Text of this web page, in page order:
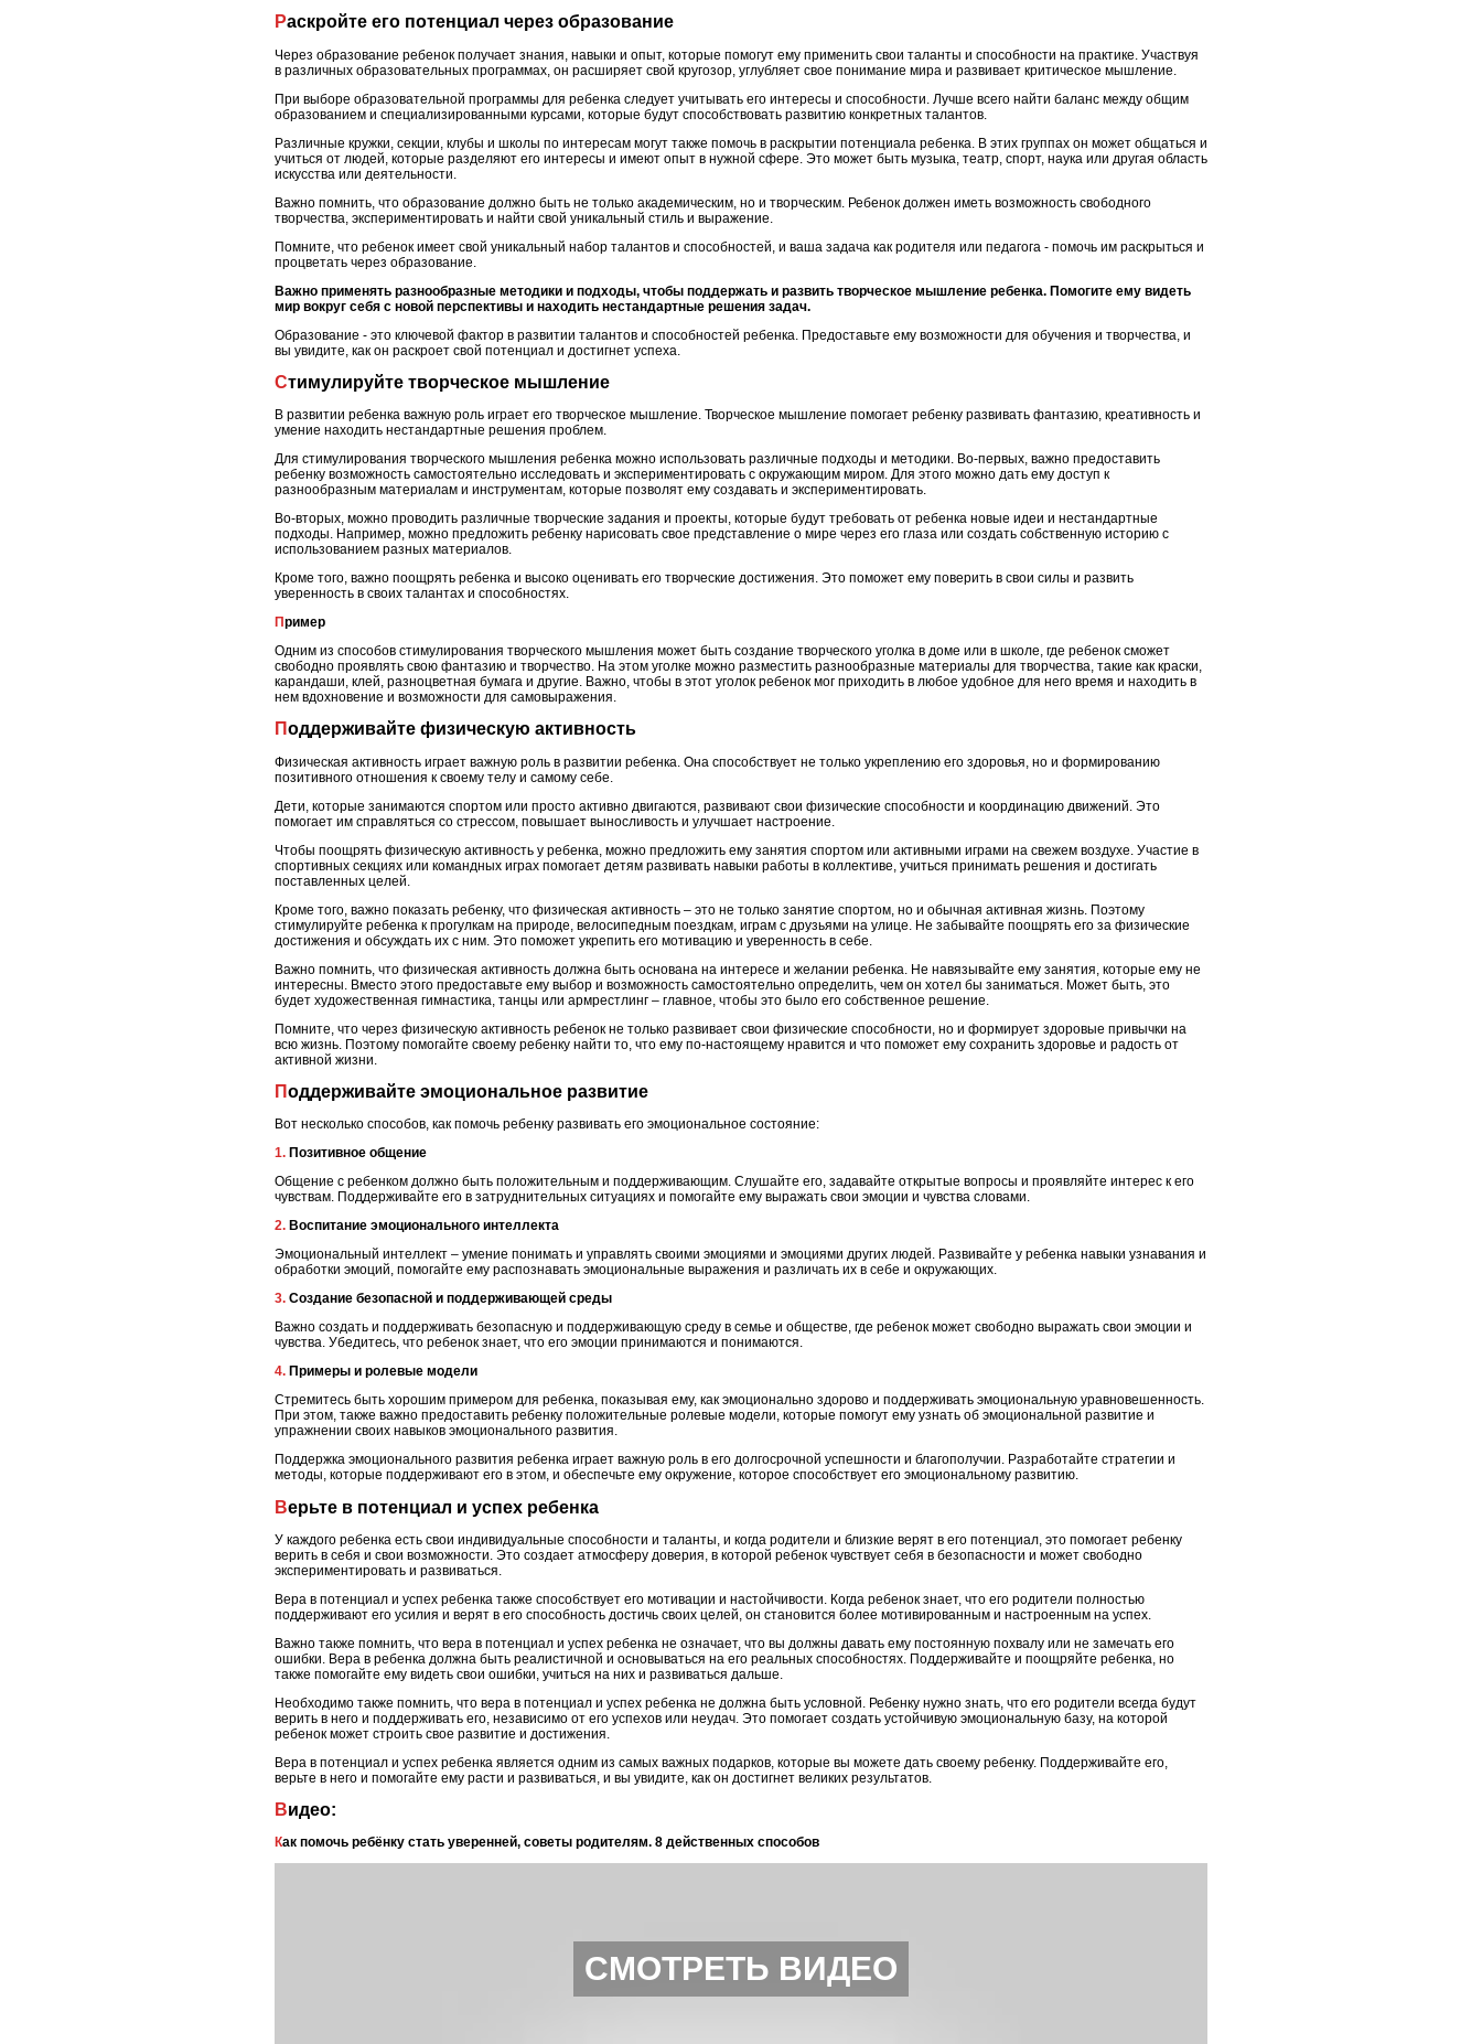
Раскройте его потенциал через образование
Через образование ребенок получает знания, навыки и опыт, которые помогут ему применить свои таланты и способности на практике. Участвуя
в различных образовательных программах, он расширяет свой кругозор, углубляет свое понимание мира и развивает критическое мышление.
При выборе образовательной программы для ребенка следует учитывать его интересы и способности. Лучше всего найти баланс между общим
образованием и специализированными курсами, которые будут способствовать развитию конкретных талантов.
Различные кружки, секции, клубы и школы по интересам могут также помочь в раскрытии потенциала ребенка. В этих группах он может общаться и
учиться от людей, которые разделяют его интересы и имеют опыт в нужной сфере. Это может быть музыка, театр, спорт, наука или другая область
искусства или деятельности.
Важно помнить, что образование должно быть не только академическим, но и творческим. Ребенок должен иметь возможность свободного
творчества, экспериментировать и найти свой уникальный стиль и выражение.
Помните, что ребенок имеет свой уникальный набор талантов и способностей, и ваша задача как родителя или педагога - помочь им раскрыться и
процветать через образование.
Важно применять разнообразные методики и подходы, чтобы поддержать и развить творческое мышление ребенка. Помогите ему видеть
мир вокруг себя с новой перспективы и находить нестандартные решения задач.
Образование - это ключевой фактор в развитии талантов и способностей ребенка. Предоставьте ему возможности для обучения и творчества, и
вы увидите, как он раскроет свой потенциал и достигнет успеха.
Стимулируйте творческое мышление
В развитии ребенка важную роль играет его творческое мышление. Творческое мышление помогает ребенку развивать фантазию, креативность и
умение находить нестандартные решения проблем.
Для стимулирования творческого мышления ребенка можно использовать различные подходы и методики. Во-первых, важно предоставить
ребенку возможность самостоятельно исследовать и экспериментировать с окружающим миром. Для этого можно дать ему доступ к
разнообразным материалам и инструментам, которые позволят ему создавать и экспериментировать.
Во-вторых, можно проводить различные творческие задания и проекты, которые будут требовать от ребенка новые идеи и нестандартные
подходы. Например, можно предложить ребенку нарисовать свое представление о мире через его глаза или создать собственную историю с
использованием разных материалов.
Кроме того, важно поощрять ребенка и высоко оценивать его творческие достижения. Это поможет ему поверить в свои силы и развить
уверенность в своих талантах и способностях.
Пример
Одним из способов стимулирования творческого мышления может быть создание творческого уголка в доме или в школе, где ребенок сможет
свободно проявлять свою фантазию и творчество. На этом уголке можно разместить разнообразные материалы для творчества, такие как краски,
карандаши, клей, разноцветная бумага и другие. Важно, чтобы в этот уголок ребенок мог приходить в любое удобное для него время и находить в
нем вдохновение и возможности для самовыражения.
Поддерживайте физическую активность
Физическая активность играет важную роль в развитии ребенка. Она способствует не только укреплению его здоровья, но и формированию
позитивного отношения к своему телу и самому себе.
Дети, которые занимаются спортом или просто активно двигаются, развивают свои физические способности и координацию движений. Это
помогает им справляться со стрессом, повышает выносливость и улучшает настроение.
Чтобы поощрять физическую активность у ребенка, можно предложить ему занятия спортом или активными играми на свежем воздухе. Участие в
спортивных секциях или командных играх помогает детям развивать навыки работы в коллективе, учиться принимать решения и достигать
поставленных целей.
Кроме того, важно показать ребенку, что физическая активность – это не только занятие спортом, но и обычная активная жизнь. Поэтому
стимулируйте ребенка к прогулкам на природе, велосипедным поездкам, играм с друзьями на улице. Не забывайте поощрять его за физические
достижения и обсуждать их с ним. Это поможет укрепить его мотивацию и уверенность в себе.
Важно помнить, что физическая активность должна быть основана на интересе и желании ребенка. Не навязывайте ему занятия, которые ему не
интересны. Вместо этого предоставьте ему выбор и возможность самостоятельно определить, чем он хотел бы заниматься. Может быть, это
будет художественная гимнастика, танцы или армрестлинг – главное, чтобы это было его собственное решение.
Помните, что через физическую активность ребенок не только развивает свои физические способности, но и формирует здоровые привычки на
всю жизнь. Поэтому помогайте своему ребенку найти то, что ему по-настоящему нравится и что поможет ему сохранить здоровье и радость от
активной жизни.
Поддерживайте эмоциональное развитие
Вот несколько способов, как помочь ребенку развивать его эмоциональное состояние:
1. Позитивное общение
Общение с ребенком должно быть положительным и поддерживающим. Слушайте его, задавайте открытые вопросы и проявляйте интерес к его
чувствам. Поддерживайте его в затруднительных ситуациях и помогайте ему выражать свои эмоции и чувства словами.
2. Воспитание эмоционального интеллекта
Эмоциональный интеллект – умение понимать и управлять своими эмоциями и эмоциями других людей. Развивайте у ребенка навыки узнавания и
обработки эмоций, помогайте ему распознавать эмоциональные выражения и различать их в себе и окружающих.
3. Создание безопасной и поддерживающей среды
Важно создать и поддерживать безопасную и поддерживающую среду в семье и обществе, где ребенок может свободно выражать свои эмоции и
чувства. Убедитесь, что ребенок знает, что его эмоции принимаются и понимаются.
4. Примеры и ролевые модели
Стремитесь быть хорошим примером для ребенка, показывая ему, как эмоционально здорово и поддерживать эмоциональную уравновешенность.
При этом, также важно предоставить ребенку положительные ролевые модели, которые помогут ему узнать об эмоциональной развитие и
упражнении своих навыков эмоционального развития.
Поддержка эмоционального развития ребенка играет важную роль в его долгосрочной успешности и благополучии. Разработайте стратегии и
методы, которые поддерживают его в этом, и обеспечьте ему окружение, которое способствует его эмоциональному развитию.
Верьте в потенциал и успех ребенка
У каждого ребенка есть свои индивидуальные способности и таланты, и когда родители и близкие верят в его потенциал, это помогает ребенку
верить в себя и свои возможности. Это создает атмосферу доверия, в которой ребенок чувствует себя в безопасности и может свободно
экспериментировать и развиваться.
Вера в потенциал и успех ребенка также способствует его мотивации и настойчивости. Когда ребенок знает, что его родители полностью
поддерживают его усилия и верят в его способность достичь своих целей, он становится более мотивированным и настроенным на успех.
Важно также помнить, что вера в потенциал и успех ребенка не означает, что вы должны давать ему постоянную похвалу или не замечать его
ошибки. Вера в ребенка должна быть реалистичной и основываться на его реальных способностях. Поддерживайте и поощряйте ребенка, но
также помогайте ему видеть свои ошибки, учиться на них и развиваться дальше.
Необходимо также помнить, что вера в потенциал и успех ребенка не должна быть условной. Ребенку нужно знать, что его родители всегда будут
верить в него и поддерживать его, независимо от его успехов или неудач. Это помогает создать устойчивую эмоциональную базу, на которой
ребенок может строить свое развитие и достижения.
Вера в потенциал и успех ребенка является одним из самых важных подарков, которые вы можете дать своему ребенку. Поддерживайте его,
верьте в него и помогайте ему расти и развиваться, и вы увидите, как он достигнет великих результатов.
Видео:
Как помочь ребёнку стать уверенней, советы родителям. 8 действенных способов
СМОТРЕТЬ ВИДЕО